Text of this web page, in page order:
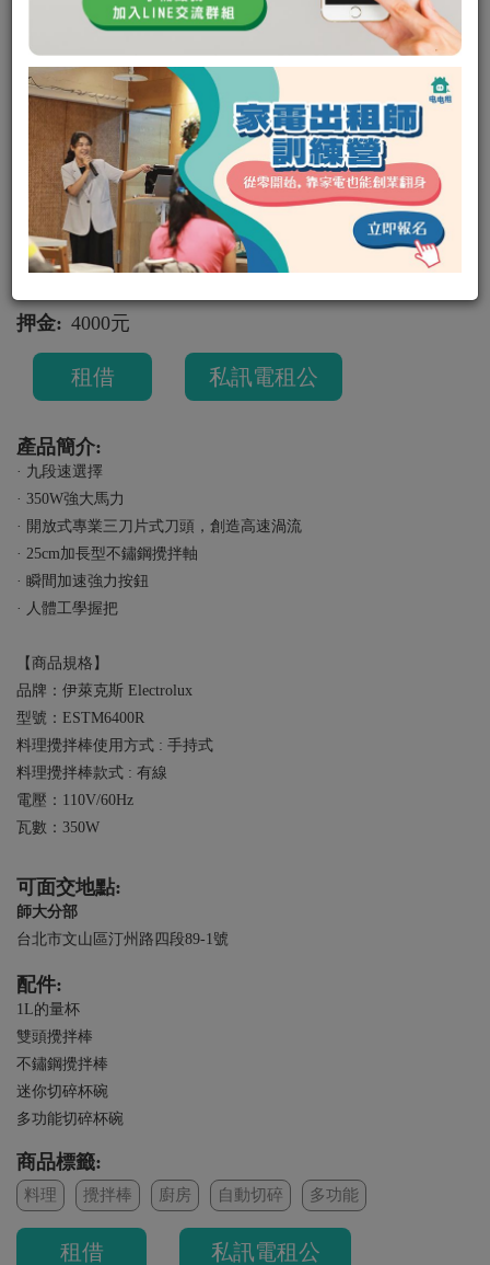
持式攪拌棒ESTM
手持攪拌棒
ESTM6400R
廚房家電 可出租
Apple 0 0
租金: 平日 500 （週二租週五還，共可使用四天）/
押金: 4000元
租借 私訊電租公
產品簡介:
· 九段速選擇
· 350W強大馬力
· 開放式專業三刀片式刀頭，創造高速渦流
· 25cm加長型不鏽鋼攪拌軸
· 瞬間加速強力按鈕
· 人體工學握把
【商品規格】
品牌：伊萊克斯 Electrolux
型號：ESTM6400R
料理攪拌棒使用方式 : 手持式
料理攪拌棒款式 : 有線
電壓：110V/60Hz
瓦數：350W
可面交地點:
師大分部
台北市文山區汀州路四段89-1號
配件:
1L的量杯
雙頭攪拌棒
不鏽鋼攪拌棒
迷你切碎杯碗
多功能切碎杯碗
商品標籤:
料理 攪拌棒 廚房 自動切碎 多功能
租借 私訊電租公